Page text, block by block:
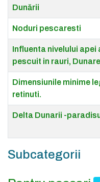
Dunării
Noduri pescaresti
Influenta nivelului
pescuit in rauri,
Dimensiunile minime
retinuti.
Delta Dunarii -
Subcategorii